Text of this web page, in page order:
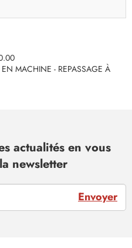
MACHINE - REPASSAGE À
actualités en vous
newsletter
Envoyer